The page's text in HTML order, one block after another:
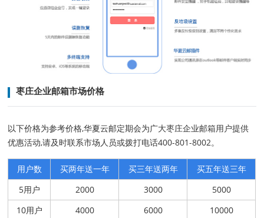
枣庄企业邮箱市场价格
以下价格为参考价格,华夏云邮定期会为广大枣庄企业邮箱用户提供
优惠活动,请及时联系市场人员或拨打电话400-801-8002。
用户数 买两年送一年 买三年送两年
买五年送三年
5用户
2000 3000
5000
10用户
4000 6000
10000